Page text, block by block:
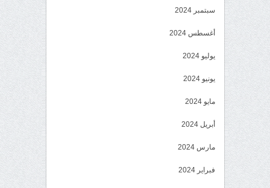
سبتمبر 2024
أغسطس 2024
يوليو 2024
يونيو 2024
مايو 2024
أبريل 2024
مارس 2024
فبراير 2024